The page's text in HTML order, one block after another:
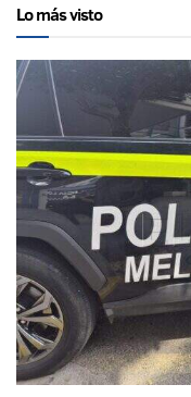
Lo más visto